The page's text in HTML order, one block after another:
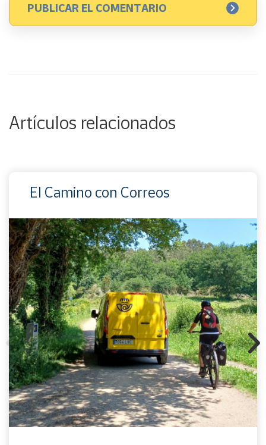
Artículos relacionados
El Camino con Correos